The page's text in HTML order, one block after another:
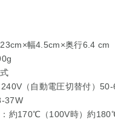
幅4.5cm×奥行6.4 cm
（自動電圧切替付）
37W
約170℃（100V時）約